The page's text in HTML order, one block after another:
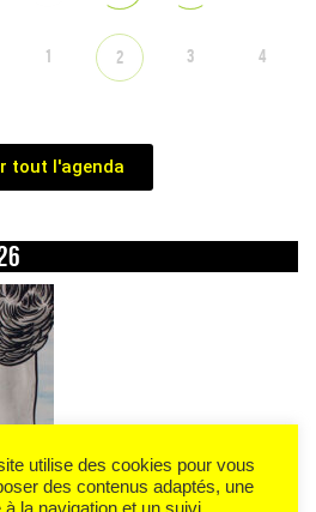
1 2 3 4
tout l'agenda
utilise des cookies pour vous
des contenus adaptés, une